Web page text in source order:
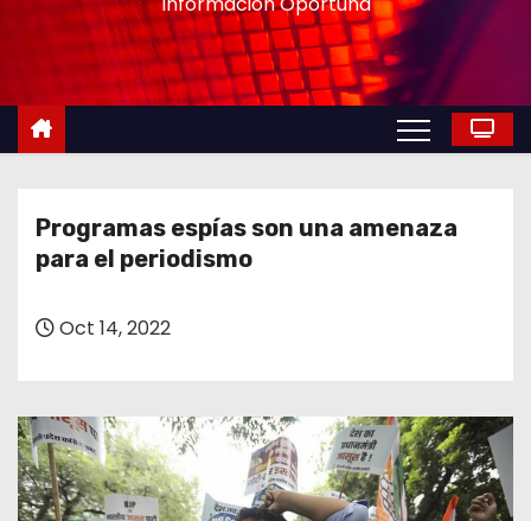
n
Programas espías son una amenaza
para el periodismo
Oct 14, 2022